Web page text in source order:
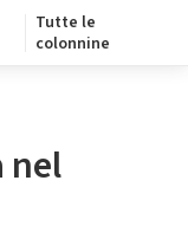
Tutte le
colonnine
nel